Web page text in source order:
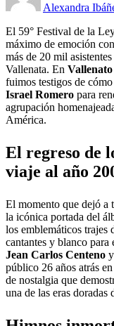
Alexandra
El 59° Festival de la
máximo de emoción
más de 20 mil
Vallenata. En
fuimos testigos de cómo
Israel Romero para
agrupación
América.
El regreso de
viaje al año
El momento que dejó a
la icónica portada del
los emblemáticos trajes
cantantes y blanco
Jean Carlos Centeno y
público 26 años atrás
de nostalgia que
una de las eras doradas